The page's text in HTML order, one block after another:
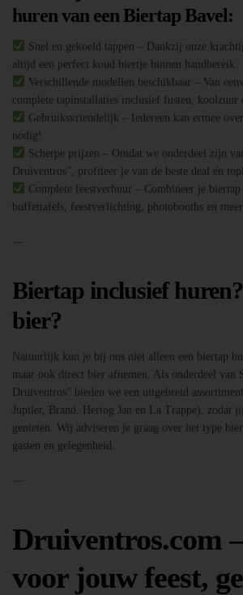
huren van een Biertap Bavel:
Snel en gekoeld tappen – Dankzij onze
altijd een perfect koud biertje binnen handbereik.
Verschillende modellen beschikbaar – Van
complete tapinstallaties inclusief fusten, koolzuur
Gebruiksvriendelijk – Iedereen kan ermee
nodig!
Scherpe prijzen – Omdat we onderdeel zijn
Druiventros”, profiteer je van de beste deal én
Complete feestverhuur – Combineer je biertap
buffettafels, feestverlichting, photobooths en
—
Biertap inclusief
bier?
Natuurlijk kun je bij ons niet alleen een biertap
maar ook direct bier afnemen. Als onderdeel van
Druiventros” bieden we een uitgebreid
Jupiler, Brand, Hertog Jan en La Trappe), zodat
genieten. Wij adviseren je graag over het type
gasten en gelegenheid.
—
Druiventros.com
voor jouw feest,